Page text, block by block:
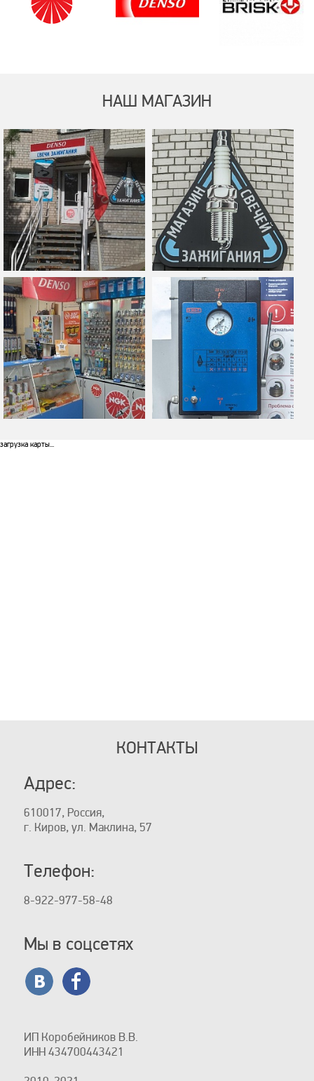
НАШ МАГАЗИН
загрузка карты...
КОНТАКТЫ
Адрес:
610017, Россия,
г. Киров, ул. Маклина, 57
Телефон:
8-922-977-58-48
Мы в соцсетях
ИП Коробейников В.В.
ИНН 434700443421